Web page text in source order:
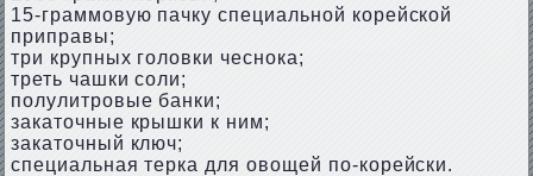
15-граммовую пачку специальной корейской
приправы;
три крупных головки чеснока;
треть чашки соли;
полулитровые банки;
закаточные крышки к ним;
закаточный ключ;
специальная терка для овощей по-корейски.